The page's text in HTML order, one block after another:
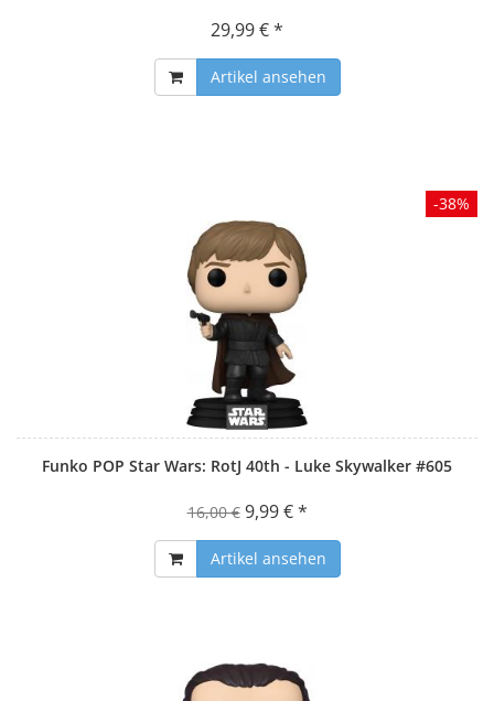
29,99 € *
Artikel ansehen
Funko POP Star Wars: RotJ 40th - Luke Skywalker #605
16,00 € 9,99 € *
Artikel ansehen
-38%